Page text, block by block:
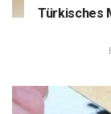
Türkisches